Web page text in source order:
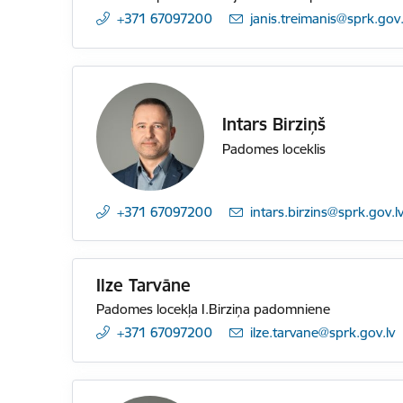
+371 67097200
E-pasts:
Intars Birziņš
Padomes loceklis
+371 67097200 E-pasts:
Ilze Tarvāne
Padomes locekļa I.Birziņa padomniene
+371 67097200
E-pasts:
ilze.tarvane@sprk.gov.lv